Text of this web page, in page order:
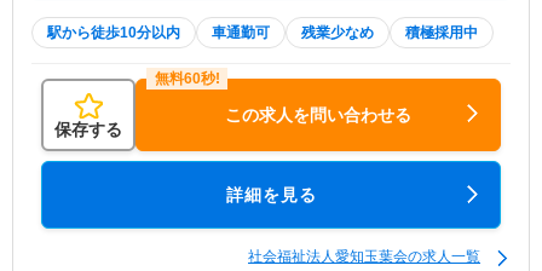
駅から徒歩10分以内 車通勤可 残業少なめ 積極採用中
保存する
この求人を問い合わせる
詳細を見る
社会福祉法人愛知玉葉会の求人一覧